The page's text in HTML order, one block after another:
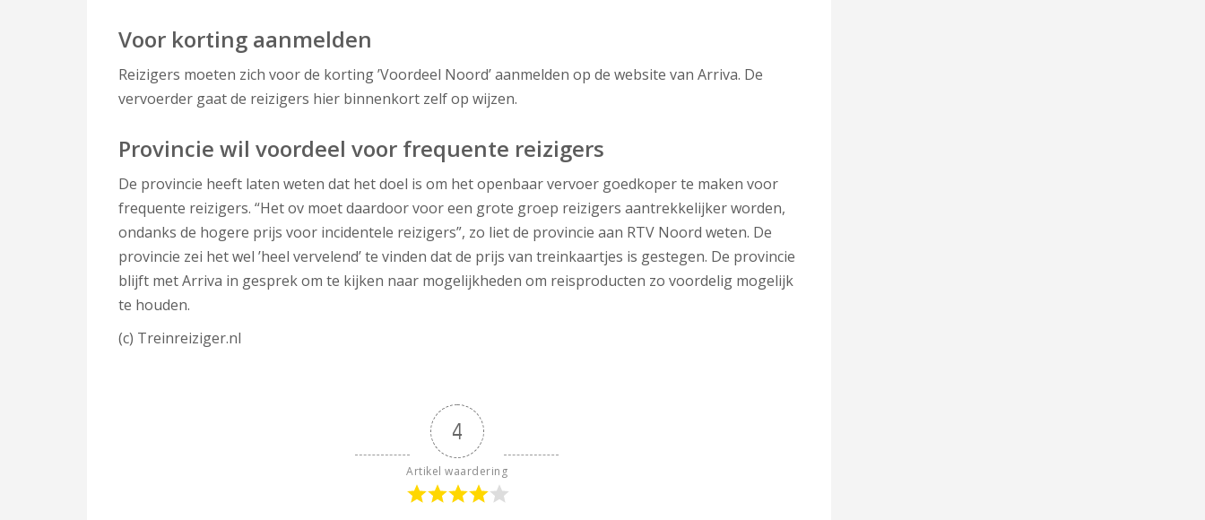
Voor korting aanmelden
Reizigers moeten zich voor de korting ’Voordeel Noord’ aanmelden op de website van Arriva. De
vervoerder gaat de reizigers hier binnenkort zelf op wijzen.
Provincie wil voordeel voor frequente reizigers
De provincie heeft laten weten dat het doel is om het openbaar vervoer goedkoper te maken voor
frequente reizigers. “Het ov moet daardoor voor een grote groep reizigers aantrekkelijker worden,
ondanks de hogere prijs voor incidentele reizigers”, zo liet de provincie aan RTV Noord weten. De
provincie zei het wel ’heel vervelend’ te vinden dat de prijs van treinkaartjes is gestegen. De provincie
blijft met Arriva in gesprek om te kijken naar mogelijkheden om reisproducten zo voordelig mogelijk
te houden.
(c) Treinreiziger.nl
4
Artikel waardering